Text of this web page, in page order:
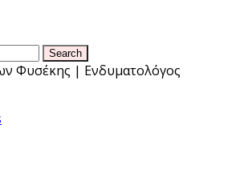
Φυσέκης | Ενδυματολόγος